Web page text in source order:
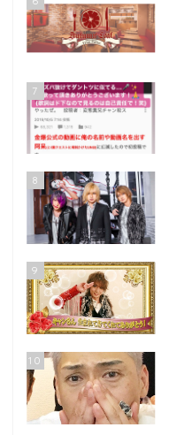
7
8
9
10